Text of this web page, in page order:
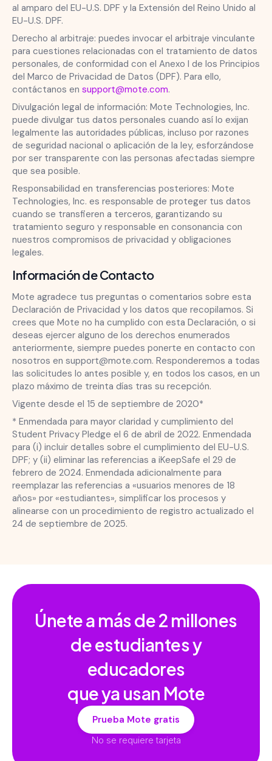
al amparo del EU-U.S. DPF y la Extensión del Reino Unido al
EU-U.S. DPF.
Derecho al arbitraje: puedes invocar el arbitraje vinculante
para cuestiones relacionadas con el tratamiento de datos
personales, de conformidad con el Anexo I de los Principios
del Marco de Privacidad de Datos (DPF). Para ello,
contáctanos en support@mote.com.
Divulgación legal de información: Mote Technologies, Inc.
puede divulgar tus datos personales cuando así lo exijan
legalmente las autoridades públicas, incluso por razones
de seguridad nacional o aplicación de la ley, esforzándose
por ser transparente con las personas afectadas siempre
que sea posible.
Responsabilidad en transferencias posteriores: Mote
Technologies, Inc. es responsable de proteger tus datos
cuando se transfieren a terceros, garantizando su
tratamiento seguro y responsable en consonancia con
nuestros compromisos de privacidad y obligaciones
legales.
Información de Contacto
Mote agradece tus preguntas o comentarios sobre esta
Declaración de Privacidad y los datos que recopilamos. Si
crees que Mote no ha cumplido con esta Declaración, o si
deseas ejercer alguno de los derechos enumerados
anteriormente, siempre puedes ponerte en contacto con
nosotros en support@mote.com. Responderemos a todas
las solicitudes lo antes posible y, en todos los casos, en un
plazo máximo de treinta días tras su recepción.
Vigente desde el 15 de septiembre de 2020*
* Enmendada para mayor claridad y cumplimiento del
Student Privacy Pledge el 6 de abril de 2022. Enmendada
para (i) incluir detalles sobre el cumplimiento del EU-U.S.
DPF; y (ii) eliminar las referencias a iKeepSafe el 29 de
febrero de 2024. Enmendada adicionalmente para
reemplazar las referencias a «usuarios menores de 18
años» por «estudiantes», simplificar los procesos y
alinearse con un procedimiento de registro actualizado el
24 de septiembre de 2025.
Únete a más de2 millones
de estudiantes y
educadores
que ya usan Mote
Prueba Mote gratis
No se requiere tarjeta